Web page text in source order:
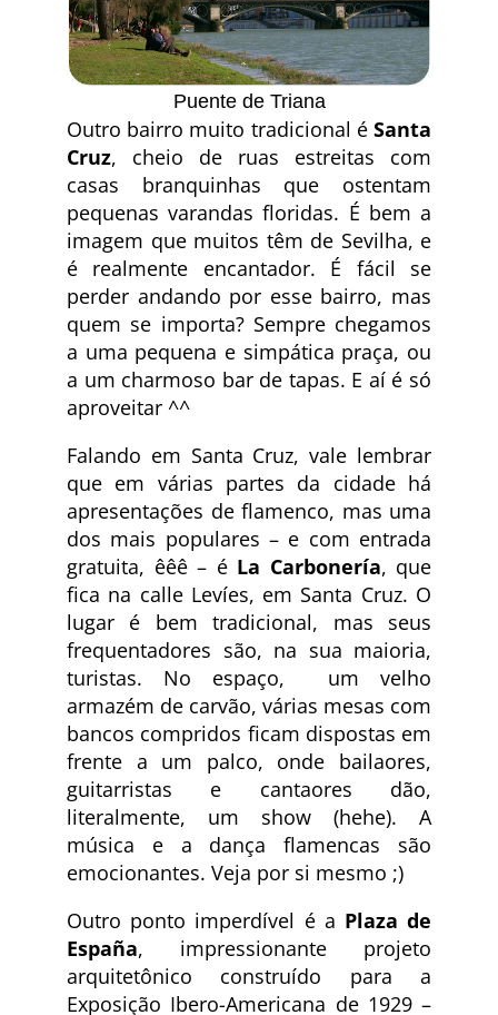
Puente de Triana
Outro bairro muito tradicional é Santa
Cruz, cheio de ruas estreitas com
casas branquinhas que ostentam
pequenas varandas floridas. É bem a
imagem que muitos têm de Sevilha, e
é realmente encantador. É fácil se
perder andando por esse bairro, mas
quem se importa? Sempre chegamos
a uma pequena e simpática praça, ou
a um charmoso bar de tapas. E aí é só
aproveitar ^^
Falando em Santa Cruz, vale lembrar
que em várias partes da cidade há
apresentações de flamenco, mas uma
dos mais populares – e com entrada
gratuita, êêê – é La Carbonería, que
fica na calle Levíes, em Santa Cruz. O
lugar é bem tradicional, mas seus
frequentadores são, na sua maioria,
turistas. No espaço, um velho
armazém de carvão, várias mesas com
bancos compridos ficam dispostas em
frente a um palco, onde bailaores,
guitarristas e cantaores dão,
literalmente, um show (hehe). A
música e a dança flamencas são
emocionantes. Veja por si mesmo ;)
Outro ponto imperdível é a Plaza de
España, impressionante projeto
arquitetônico construído para a
Exposição Ibero-Americana de 1929 –